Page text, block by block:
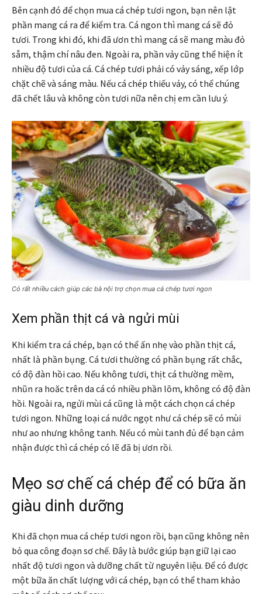
Bên cạnh đó để chọn mua cá chép tươi ngon, bạn nên lật
phần mang cá ra để kiểm tra. Cá ngon thì mang cá sẽ đỏ
tươi. Trong khi đó, khi đã ươn thì mang cá sẽ mang màu đỏ
sẫm, thậm chí nâu đen. Ngoài ra, phần vảy cũng thể hiện ít
nhiều độ tươi của cá. Cá chép tươi phải có vảy sáng, xếp lớp
chặt chẽ và sáng màu. Nếu cá chép thiếu vảy, có thể chúng
đã chết lâu và không còn tươi nữa nên chị em cần lưu ý.
Có rất nhiều cách giúp các bà nội trợ chọn mua cá chép tươi ngon
Xem phần thịt cá và ngửi mùi
Khi kiểm tra cá chép, bạn có thể ấn nhẹ vào phần thịt cá,
nhất là phần bụng. Cá tươi thường có phần bụng rất chắc,
có độ đàn hồi cao. Nếu không tươi, thịt cá thường mềm,
nhũn ra hoăc trên da cá có nhiều phần lõm, không có độ đàn
hồi. Ngoài ra, ngửi mùi cá cũng là một cách chọn cá chép
tươi ngon. Những loại cá nước ngọt như cá chép sẽ có mùi
như ao nhưng không tanh. Nếu có mùi tanh đủ để bạn cảm
nhận được thì cá chép có lẽ đã bị ươn rồi.
Mẹo sơ chế cá chép để có bữa ăn
giàu dinh dưỡng
Khi đã chọn mua cá chép tươi ngon rồi, bạn cũng không nên
bỏ qua công đoạn sơ chế. Đây là bước giúp bạn giữ lại cao
nhất độ tươi ngon và dưỡng chất từ nguyên liệu. Để có được
một bữa ăn chất lượng với cá chép, bạn có thể tham khảo